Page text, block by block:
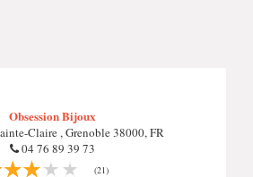
Obsession Bijoux
Claire , Grenoble 38000, FR
04 76 89 39 73
(21)